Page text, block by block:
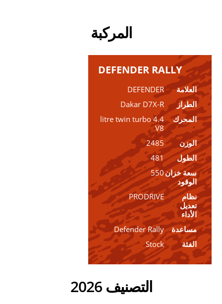
المركبة
DEFENDER RALLY
العلامة
DEFENDER
الطراز
Dakar D7X-R
المحرك
4.4 litre twin turbo
V8
الوزن
2485
الطول
481
سعة خزان
الوقود
550
نظام
تعديل
الأداء
PRODRIVE
مساعدة
Defender Rally
الفئة
Stock
التصنيف 2026